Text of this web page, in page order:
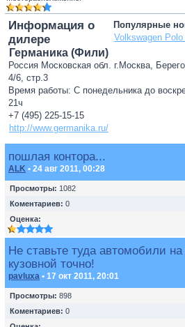
Популярные
Volkswagen
Информация о
дилере
Германика (Фили)
Россия Московская обл. г.Москва,
4/6, стр.3
Время работы: С понедельника до
21ч
+7 (495) 225-15-15
http://www.germanika.ru/
пошлая контора...
ALK • 24 авг 2011, 00:28
Просмотры: 1082
Коментариев: 0
Оценка:
Не ставьте туда автомобили
кузовной точно!
pavluxa • 17 окт 2011, 20:01
Просмотры: 898
Коментариев: 0